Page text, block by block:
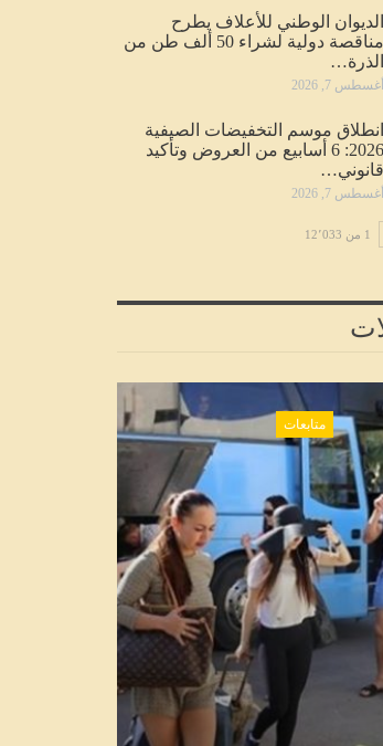
الديوان الوطني للأعلاف يطرح
مناقصة دولية لشراء 50 ألف طن من
الذرة…
أغسطس 7, 2026
انطلاق موسم التخفيضات الصيفية
2026: 6 أسابيع من العروض وتأكيد
قانوني…
أغسطس 7, 2026
1 من 12٬033